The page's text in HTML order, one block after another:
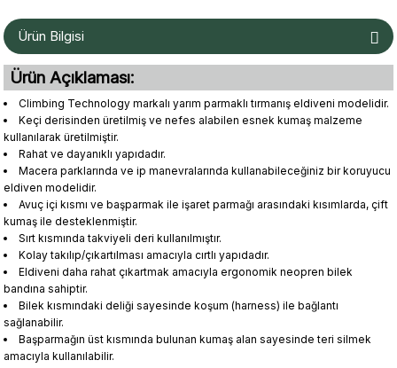
Ürün Bilgisi
Ürün Açıklaması:
Climbing Technology markalı yarım parmaklı tırmanış eldiveni modelidir.
Keçi derisinden üretilmiş ve nefes alabilen esnek kumaş malzeme
kullanılarak üretilmiştir.
Rahat ve dayanıklı yapıdadır.
Macera parklarında ve ip manevralarında kullanabileceğiniz bir koruyucu
eldiven modelidir.
Avuç içi kısmı ve başparmak ile işaret parmağı arasındaki kısımlarda, çift
kumaş ile desteklenmiştir.
Sırt kısmında takviyeli deri kullanılmıştır.
Kolay takılıp/çıkartılması amacıyla cırtlı yapıdadır.
Eldiveni daha rahat çıkartmak amacıyla ergonomik neopren bilek
bandına sahiptir.
Bilek kısmındaki deliği sayesinde koşum (harness) ile bağlantı
sağlanabilir.
Başparmağın üst kısmında bulunan kumaş alan sayesinde teri silmek
amacıyla kullanılabilir.